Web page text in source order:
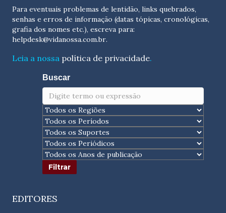
Para eventuais problemas de lentidão, links quebrados,
senhas e erros de informação (datas tópicas, cronológicas,
helpdesk@vidanossa.com.br.
Leia a nossa política de privacidade.
Buscar
EDITORES